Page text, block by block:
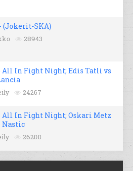
- (Jokerit-SKA)
28943
All In Fight Night; Edis Tatli vs
24267
All In Fight Night; Oskari Metz
Nastic
26200